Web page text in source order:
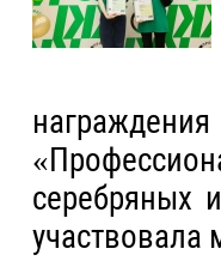
серебряных
участвовала